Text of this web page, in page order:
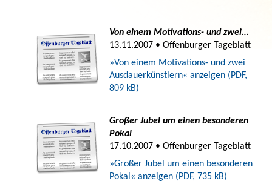
Von einem Motivations- und zwei…
13.11.2007 • Offenburger Tageblatt
»Von einem Motivations- und zwei
Ausdauerkünstlern« anzeigen (PDF,
809 kB)
Großer Jubel um einen besonderen
Pokal
17.10.2007 • Offenburger Tageblatt
»Großer Jubel um einen besonderen
Pokal« anzeigen (PDF, 735 kB)